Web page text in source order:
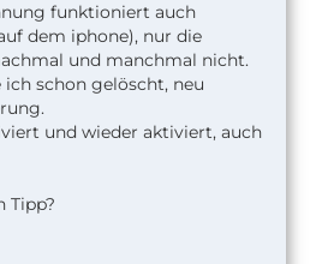
funktioniert auch
dem iphone), nur die
und manchmal nicht.
schon gelöscht, neu
und wieder aktiviert, auch
Tipp?